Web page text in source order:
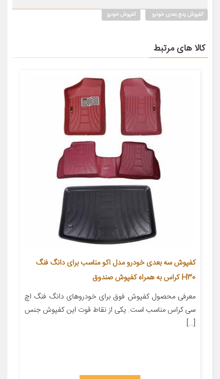
کفپوش پنج بعدی خودرو کفپوش خودرو
کالا های مرتبط
کفپوش سه بعدی خودرو مدل اکو مناسب برای دانگ فنگ
H30 کراس به همراه کفپوش صندوق
معرفی محصول کفپوش فوق برای خودروهای دانگ فنگ اچ
سی کراس مناسب است. یکی از نقاط قوت این کفپوش جنس
[…]